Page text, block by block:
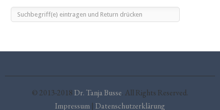
© 2013-2018Dr. Tanja Busse. All Rights Reserved.
Impressum | Datenschutzerklärung